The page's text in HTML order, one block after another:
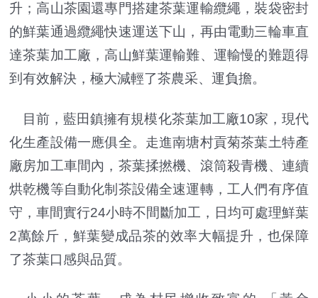
升；高山茶園還專門搭建茶葉運輸纜繩，裝袋密封
的鮮葉通過纜繩快速運送下山，再由電動三輪車直
達茶葉加工廠，高山鮮葉運輸難、運輸慢的難題得
到有效解決，極大減輕了茶農采、運負擔。
目前，藍田鎮擁有規模化茶葉加工廠10家，現代
化生產設備一應俱全。走進南塘村貢菊茶葉土特產
廠房加工車間內，茶葉揉撚機、滾筒殺青機、連續
烘乾機等自動化制茶設備全速運轉，工人們有序值
守，車間實行24小時不間斷加工，日均可處理鮮葉
2萬餘斤，鮮葉變成品茶的效率大幅提升，也保障
了茶葉口感與品質。